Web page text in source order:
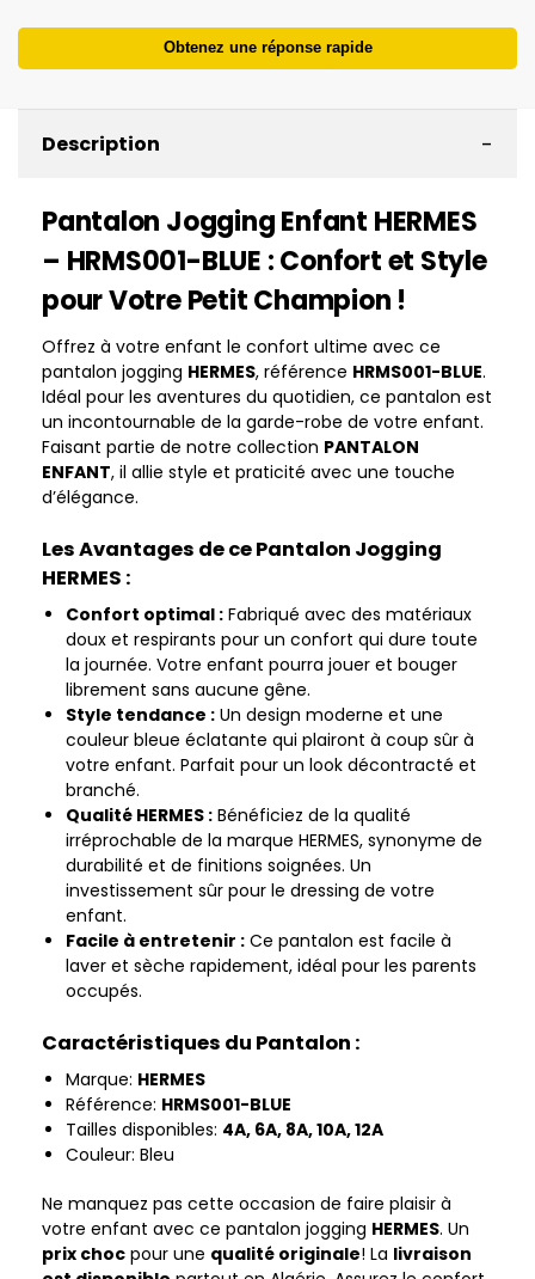
Obtenez une réponse rapide
Description -
Pantalon Jogging Enfant HERMES
– HRMS001-BLUE : Confort et Style
pour Votre Petit Champion !
Offrez à votre enfant le confort ultime avec ce
pantalon jogging HERMES, référence HRMS001-BLUE.
Idéal pour les aventures du quotidien, ce pantalon est
un incontournable de la garde-robe de votre enfant.
Faisant partie de notre collection PANTALON
ENFANT, il allie style et praticité avec une touche
d’élégance.
Les Avantages de ce Pantalon Jogging
HERMES :
Confort optimal : Fabriqué avec des matériaux
doux et respirants pour un confort qui dure toute
la journée. Votre enfant pourra jouer et bouger
librement sans aucune gêne.
Style tendance : Un design moderne et une
couleur bleue éclatante qui plairont à coup sûr à
votre enfant. Parfait pour un look décontracté et
branché.
Qualité HERMES : Bénéficiez de la qualité
irréprochable de la marque HERMES, synonyme de
durabilité et de finitions soignées. Un
investissement sûr pour le dressing de votre
enfant.
Facile à entretenir : Ce pantalon est facile à
laver et sèche rapidement, idéal pour les parents
occupés.
Caractéristiques du Pantalon :
Marque: HERMES
Référence: HRMS001-BLUE
Tailles disponibles: 4A, 6A, 8A, 10A, 12A
Couleur: Bleu
Ne manquez pas cette occasion de faire plaisir à
votre enfant avec ce pantalon jogging HERMES. Un
prix choc pour une qualité originale! La livraison